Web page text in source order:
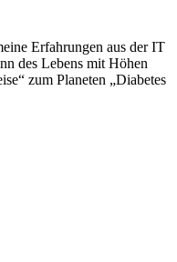
Erfahrungen aus der IT
des Lebens mit Höhen
zum Planeten „Diabetes